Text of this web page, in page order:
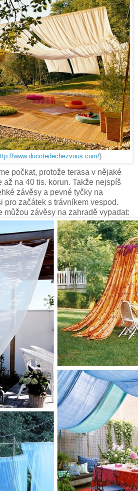
www.ducotedechezvous.com/)
počkat, protože terasa v nějaké
na 40 tis. korun. Takže nejspíš
závěsy a pevné tyčky na
pro začátek s trávníkem vespod.
můžou závěsy na zahradě vypadat: